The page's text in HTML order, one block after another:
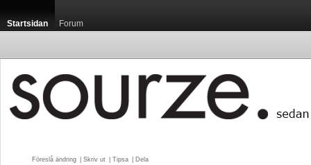
Startsidan Forum
Föreslå ändring Skriv ut Tipsa Dela